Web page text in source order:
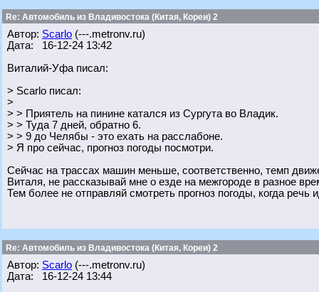
Re: Автомобиль из Владивостока (Китая, Кореи) 2
Автор: Scarlo (---.metronv.ru)
Дата: 16-12-24 13:42
Виталий-Уфа писал:
> Scarlo писал:
>
> > Приятель на пинине катался из Сургута во Владик.
> > Туда 7 дней, обратно 6.
> > 9 до Челябы - это ехать на расслабоне.
> Я про сейчас, прогноз погоды посмотри.
Сейчас на трассах машин меньше, соответственно, темп
Виталя, не рассказывай мне о езде на межгороде в разное
Тем более не отправляй смотреть прогноз погоды, когда
Re: Автомобиль из Владивостока (Китая, Кореи) 2
Автор: Scarlo (---.metronv.ru)
Дата: 16-12-24 13:44